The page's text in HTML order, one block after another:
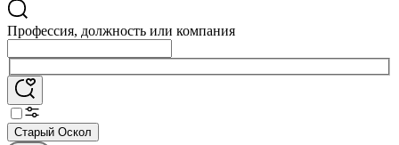
Профессия, должность или компания
Старый Оскол